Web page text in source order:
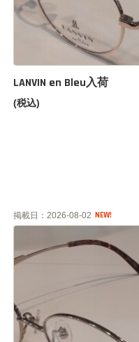
LANVIN en Bleu入荷
(税込)
掲載日：2026-08-02 NEW!